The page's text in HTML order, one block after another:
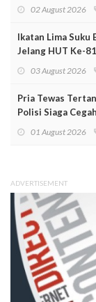
02 August 2026
Ikatan Lima Suku
Jelang HUT Ke-
03 August 2026
Pria Tewas
Polisi Siaga
01 August 2026
ADVERTISEMENT